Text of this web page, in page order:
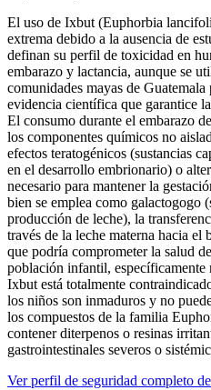
El uso de Ixbut (Euphorbia
extrema debido a la ausencia de
definan su perfil de toxicidad en
embarazo y lactancia, aunque se
comunidades mayas de
evidencia científica que garantice
El consumo durante el embarazo
los componentes químicos no
efectos teratogénicos (sustancias
en el desarrollo embrionario) o
necesario para mantener la
bien se emplea como galactogogo
producción de leche), la
través de la leche materna hacia el
que podría comprometer la salud
población infantil, específicamente
Ixbut está totalmente
los niños son inmaduros y no
los compuestos de la familia
contener diterpenos o resinas
gastrointestinales severos o
Ver perfil de seguridad completo